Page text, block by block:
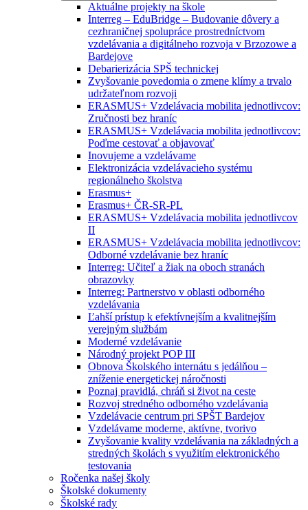
Aktuálne projekty na škole
Interreg – EduBridge – Budovanie dôvery a
cezhraničnej spolupráce prostredníctvom
vzdelávania a digitálneho rozvoja v Brzozowe a
Bardejove
Debarierizácia SPŠ technickej
Zvyšovanie povedomia o zmene klímy a trvalo
udržateľnom rozvoji
ERASMUS+ Vzdelávacia mobilita jednotlivcov:
Zručnosti bez hraníc
ERASMUS+ Vzdelávacia mobilita jednotlivcov:
Poďme cestovať a objavovať
Inovujeme a vzdelávame
Elektronizácia vzdelávacieho systému
regionálneho školstva
Erasmus+
Erasmus+ ČR-SR-PL
ERASMUS+ Vzdelávacia mobilita jednotlivcov
II
ERASMUS+ Vzdelávacia mobilita jednotlivcov:
Odborné vzdelávanie bez hraníc
Interreg: Učiteľ a žiak na oboch stranách
obrazovky
Interreg: Partnerstvo v oblasti odborného
vzdelávania
Ľahší prístup k efektívnejším a kvalitnejším
verejným službám
Moderné vzdelávanie
Národný projekt POP III
Obnova Školského internátu s jedálňou –
zníženie energetickej náročnosti
Poznaj pravidlá, chráň si život na ceste
Rozvoj stredného odborného vzdelávania
Vzdelávacie centrum pri SPŠT Bardejov
Vzdelávame moderne, aktívne, tvorivo
Zvyšovanie kvality vzdelávania na základných a
stredných školách s využitím elektronického
testovania
Ročenka našej školy
Školské dokumenty
Školské rady